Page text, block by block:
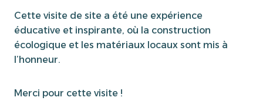
Cette visite de site a été une expérience
éducative et inspirante, où la construction
écologique et les matériaux locaux sont mis à
l’honneur.
Merci pour cette visite !